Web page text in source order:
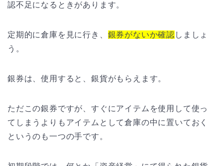
認不足になるときがあります。
定期的に倉庫を見に行き、 銀券がないか確認 しましょ
う。
銀券は、使用すると、銀貨がもらえます。
ただこの銀券ですが、すぐにアイテムを使用して使っ
てしまうよりもアイテムとして倉庫の中に置いておく
というのも一つの手です。